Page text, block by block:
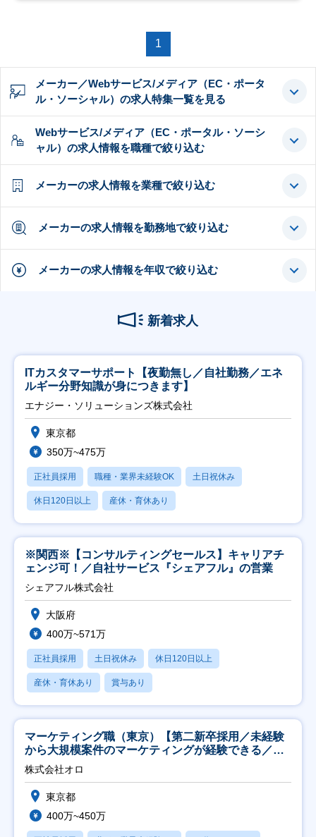
1
メーカー／Webサービス/メディア（EC・ポータ
ル・ソーシャル）の求人特集一覧を見る
Webサービス/メディア（EC・ポータル・ソーシ
ャル）の求人情報を職種で絞り込む
メーカーの求人情報を業種で絞り込む
メーカーの求人情報を勤務地で絞り込む
メーカーの求人情報を年収で絞り込む
新着求人
ITカスタマーサポート【夜勤無し／自社勤務／エネ
ルギー分野知識が身につきます】
エナジー・ソリューションズ株式会社
東京都
350万~475万
正社員採用 職種・業界未経験OK 土日祝休み
休日120日以上 産休・育休あり
※関西※【コンサルティングセールス】キャリアチ
ェンジ可！／自社サービス『シェアフル』の営業
シェアフル株式会社
大阪府
400万~571万
正社員採用 土日祝休み 休日120日以上
産休・育休あり 賞与あり
マーケティング職（東京）【第二新卒採用／未経験
から大規模案件のマーケティングが経験できる／研
修充実】
株式会社オロ
東京都
400万~450万